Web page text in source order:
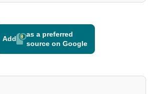
Add
as a preferred
source on Google